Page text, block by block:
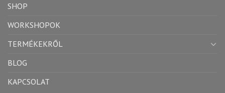
SHOP
WORKSHOPOK
TERMÉKEKRŐL
BLOG
KAPCSOLAT